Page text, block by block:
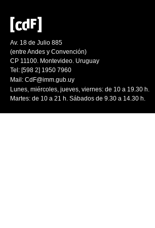
Av. 18 de Julio 885
(entre Andes y Convención)
CP 11100. Montevideo. Uruguay
Tel: [598 2] 1950 7960
Mail: CdF@imm.gub.uy
Lunes, miércoles, jueves, viernes: de 10 a 19.30 h.
Martes: de 10 a 21 h. Sábados de 9.30 a 14.30 h.